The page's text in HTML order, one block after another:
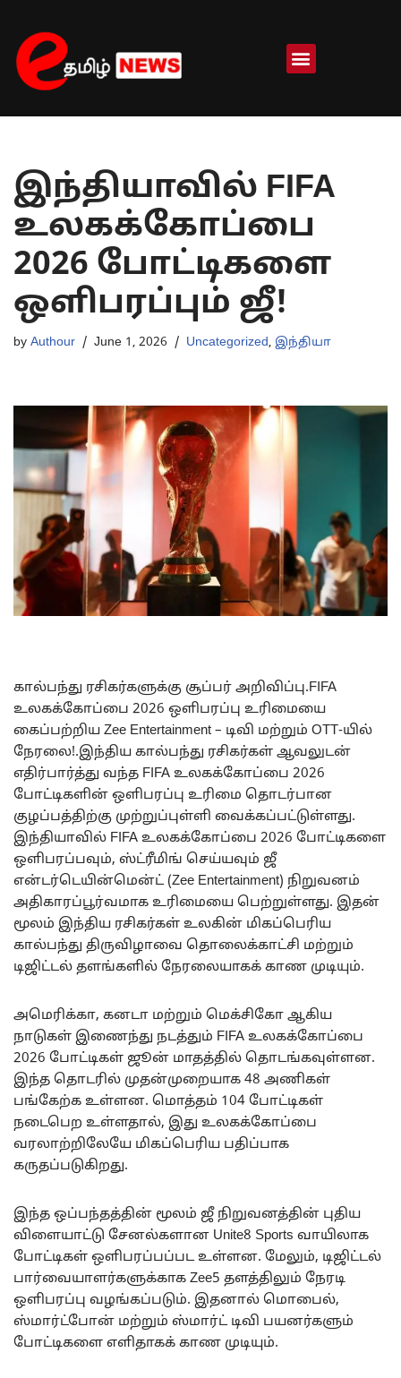
Skip
to
content
இந்தியாவில் FIFA
உலகக்கோப்பை
2026 போட்டிகளை
ஒளிபரப்பும் ஜீ!
by Authour June 1, 2026 Uncategorized, இந்தியா
கால்பந்து ரசிகர்களுக்கு சூப்பர் அறிவிப்பு.FIFA
உலகக்கோப்பை 2026 ஒளிபரப்பு உரிமையை
கைப்பற்றிய Zee Entertainment – டிவி மற்றும் OTT-யில்
நேரலை!.இந்திய கால்பந்து ரசிகர்கள் ஆவலுடன்
எதிர்பார்த்து வந்த FIFA உலகக்கோப்பை 2026
போட்டிகளின் ஒளிபரப்பு உரிமை தொடர்பான
குழப்பத்திற்கு முற்றுப்புள்ளி வைக்கப்பட்டுள்ளது.
இந்தியாவில் FIFA உலகக்கோப்பை 2026 போட்டிகளை
ஒளிபரப்பவும், ஸ்ட்ரீமிங் செய்யவும் ஜீ
என்டர்டெயின்மென்ட் (Zee Entertainment) நிறுவனம்
அதிகாரப்பூர்வமாக உரிமையை பெற்றுள்ளது. இதன்
மூலம் இந்திய ரசிகர்கள் உலகின் மிகப்பெரிய
கால்பந்து திருவிழாவை தொலைக்காட்சி மற்றும்
டிஜிட்டல் தளங்களில் நேரலையாகக் காண முடியும்.
அமெரிக்கா, கனடா மற்றும் மெக்சிகோ ஆகிய
நாடுகள் இணைந்து நடத்தும் FIFA உலகக்கோப்பை
2026 போட்டிகள் ஜூன் மாதத்தில் தொடங்கவுள்ளன.
இந்த தொடரில் முதன்முறையாக 48 அணிகள்
பங்கேற்க உள்ளன. மொத்தம் 104 போட்டிகள்
நடைபெற உள்ளதால், இது உலகக்கோப்பை
வரலாற்றிலேயே மிகப்பெரிய பதிப்பாக
கருதப்படுகிறது.
இந்த ஒப்பந்தத்தின் மூலம் ஜீ நிறுவனத்தின் புதிய
விளையாட்டு சேனல்களான Unite8 Sports வாயிலாக
போட்டிகள் ஒளிபரப்பப்பட உள்ளன. மேலும், டிஜிட்டல்
பார்வையாளர்களுக்காக Zee5 தளத்திலும் நேரடி
ஒளிபரப்பு வழங்கப்படும். இதனால் மொபைல்,
ஸ்மார்ட்போன் மற்றும் ஸ்மார்ட் டிவி பயனர்களும்
போட்டிகளை எளிதாகக் காண முடியும்.